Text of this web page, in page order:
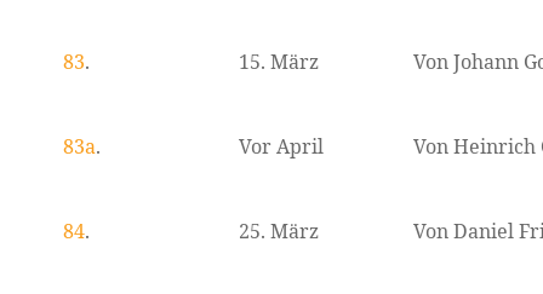
83. 15. März Von Johann
83a. Vor April Von Heinrich
84. 25. März Von Daniel